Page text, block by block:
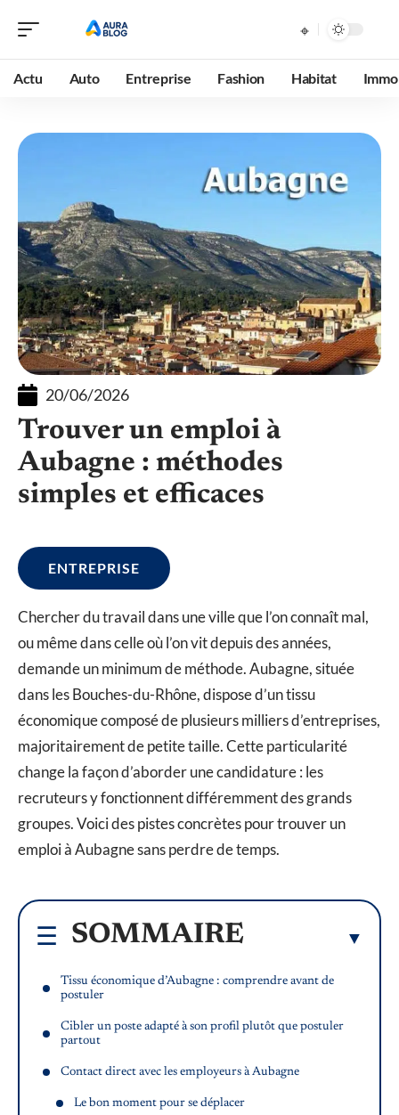
Actu Auto Entreprise Fashion Habitat
20/06/2026
Trouver un emploi à
Aubagne : méthodes
simples et efficaces
ENTREPRISE
Chercher du travail dans une ville que l’on connaît mal,
ou même dans celle où l’on vit depuis des années,
demande un minimum de méthode. Aubagne, située
dans les Bouches-du-Rhône, dispose d’un tissu
économique composé de plusieurs milliers d’entreprises,
majoritairement de petite taille. Cette particularité
change la façon d’aborder une candidature : les
recruteurs y fonctionnent différemment des grands
groupes. Voici des pistes concrètes pour trouver un
emploi à Aubagne sans perdre de temps.
SOMMAIRE
Tissu économique d’Aubagne : comprendre avant de
postuler
Cibler un poste adapté à son profil plutôt que postuler
partout
Contact direct avec les employeurs à Aubagne
Le bon moment pour se déplacer